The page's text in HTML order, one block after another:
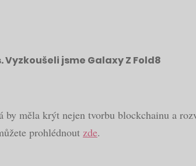
jsme Galaxy Z Fold8
měla krýt nejen tvorbu blockchainu a
prohlédnout zde.